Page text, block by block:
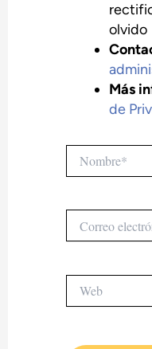
olvido
Más
de
electrónico*